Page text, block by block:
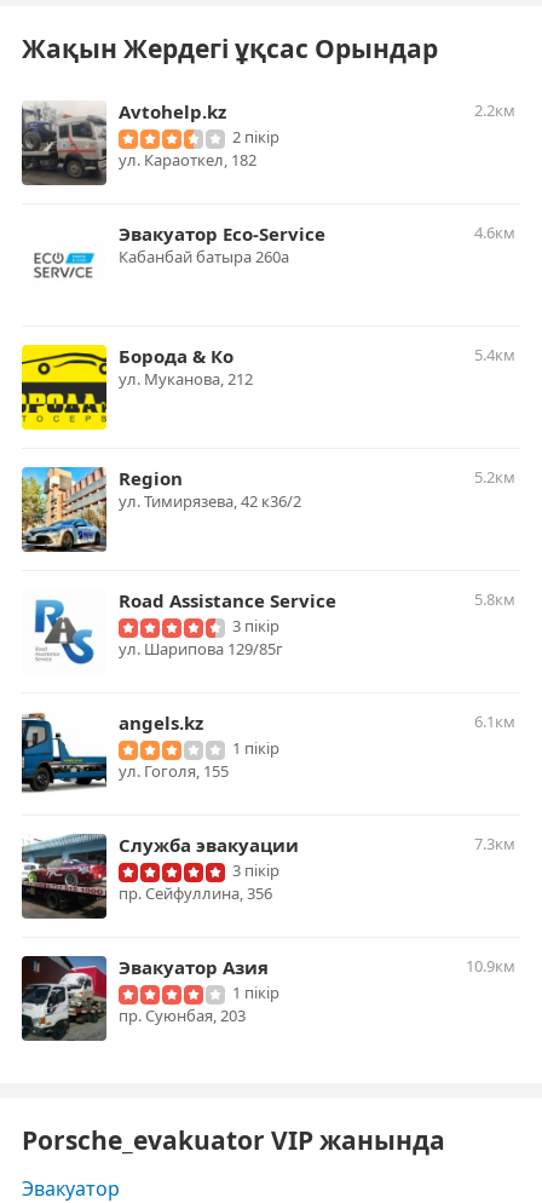
Жақын Жердегі ұқсас Орындар
Avtohelp.kz
2.2км
2 пікір
​ул. Караоткел, 182
Эвакуатор Eco-Service
4.6км
Кабанбай батыра 260а
Борода & Ко
5.4км
ул. Муканова, 212
Region
5.2км
ул. Тимирязева, 42 к36/2
Road Assistance Service
5.8км
3 пікір
ул. Шарипова 129/85г
angels.kz
6.1км
1 пікір
ул. Гоголя, 155
Служба эвакуации
7.3км
3 пікір
пр. Сейфуллина, 356
Эвакуатор Азия
10.9км
1 пікір
​пр. Суюнбая, 203
Porsche_evakuator VIP жанында
Эвакуатор